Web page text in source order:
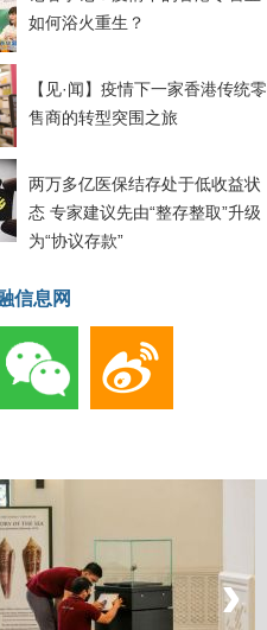
如何浴火重生？
【见·闻】疫情下一家香港传统零
售商的转型突围之旅
两万多亿医保结存处于低收益状
态 专家建议先由“整存整取”升级
为“协议存款”
信息网
›